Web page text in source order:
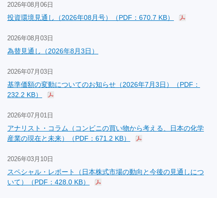
2026年08月06日
投資環境見通し（2026年08月号）（PDF：670.7 KB）
2026年08月03日
為替見通し（2026年8月3日）
2026年07月03日
基準価額の変動についてのお知らせ（2026年7月3日）（PDF：
232.2 KB）
2026年07月01日
アナリスト・コラム（コンビニの買い物から考える、日本の化学
産業の現在と未来）（PDF：671.2 KB）
2026年03月10日
スペシャル・レポート（日本株式市場の動向と今後の見通しにつ
いて）（PDF：428.0 KB）